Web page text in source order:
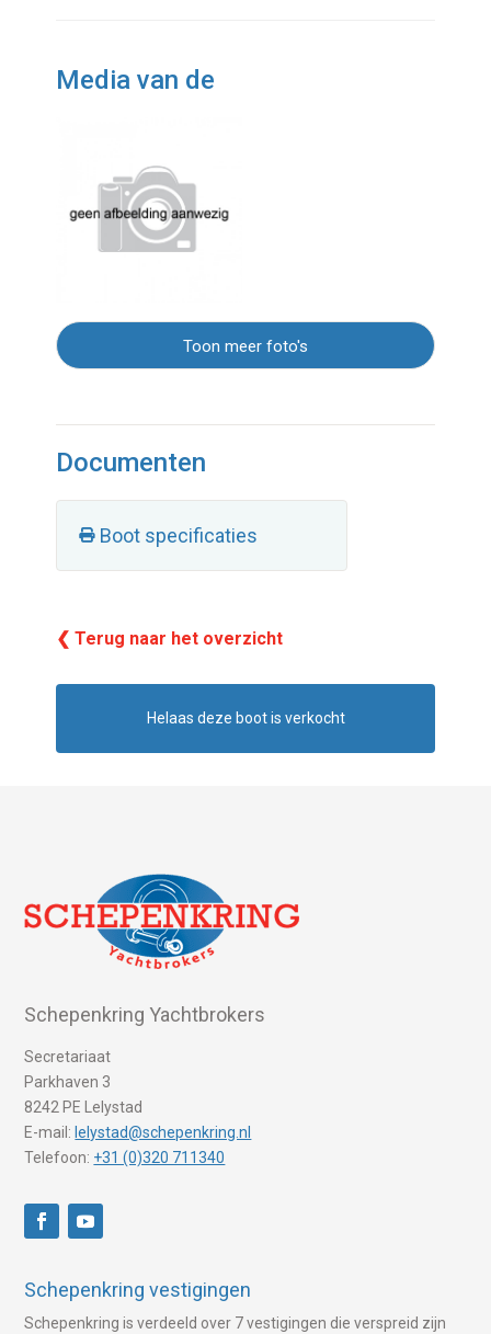
Media van de
Toon meer foto's
Documenten
Boot specificaties
❮ Terug naar het overzicht
Helaas deze boot is verkocht
Schepenkring Yachtbrokers
Secretariaat
Parkhaven 3
8242 PE Lelystad
E-mail: lelystad@schepenkring.nl
Telefoon: +31 (0)320 711340
Schepenkring vestigingen
Schepenkring is verdeeld over 7 vestigingen die verspreid zijn